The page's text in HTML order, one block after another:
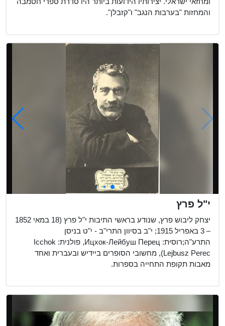
והמחזות "בערבות הנגב" ו"קזבלן".
י"ל פרץ
יצחק ליבוש פרץ, שנודע בראשי התיבות י"ל פרץ (18 במאי ‏1852
– 3 באפריל ‏1915; י"ב בסיוון התרי"ב - י"ט בניסן
התרע"ה;רוסית: Ицхок-Лейбуш Перец, פולנית: Icchok
Lejbusz Perec), מחשובי הסופרים ביידיש ובעברית ואחד
מאבות תקופת התחייה בספרות.